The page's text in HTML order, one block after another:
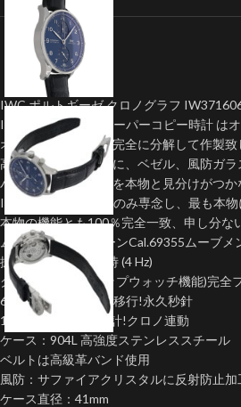
IWC ポルトギーゼ クロノグラフ
IWCポルトギーゼスーパーコピー時計 は
オリジナルモデルを完全に分解して作製
高いコストを厭わずに、ベゼル、風防ガラ
バックルなどの部品を本物と見分けがつか
IWCレプリカの開発のみ専念し、最も本
本物の機能とも100％完全一致、申し分な
ムーブメント:クローンCal.69355ムーブメ
振動数 28’800 回／時 (4 Hz)
クロノグラフ(ストップウォッチ機能)完全
6時位置: スモセコを移行!永久秒針
12時位置: 30分積算計!クロノ連動
ケース：904L 高強度ステンレススチール
ベルトは高級革バンド使用
風防：サファイアクリスタルに反射防止加
ケース直径：41mm